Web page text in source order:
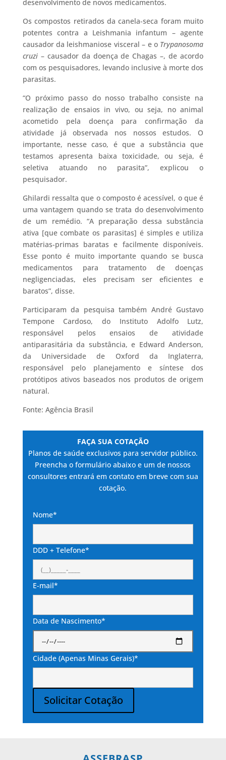
desenvolvimento de novos medicamentos.
Os compostos retirados da canela-seca foram muito
potentes contra a Leishmania infantum – agente
causador da leishmaniose visceral – e o Trypanosoma
cruzi– causador da doença de Chagas –, de acordo
com os pesquisadores, levando inclusive à morte dos
parasitas.
“O próximo passo do nosso trabalho consiste na
realização de ensaios in vivo, ou seja, no animal
acometido pela doença para confirmação da
atividade já observada nos nossos estudos. O
importante, nesse caso, é que a substância que
testamos apresenta baixa toxicidade, ou seja, é
seletiva atuando no parasita”, explicou o
pesquisador.
Ghilardi ressalta que o composto é acessível, o que é
uma vantagem quando se trata do desenvolvimento
de um remédio. “A preparação dessa substância
ativa [que combate os parasitas] é simples e utiliza
matérias-primas baratas e facilmente disponíveis.
Esse ponto é muito importante quando se busca
medicamentos para tratamento de doenças
negligenciadas, eles precisam ser eficientes e
baratos”, disse.
Participaram da pesquisa também André Gustavo
Tempone Cardoso, do Instituto Adolfo Lutz,
responsável pelos ensaios de atividade
antiparasitária da substância, e Edward Anderson,
da Universidade de Oxford da Inglaterra,
responsável pelo planejamento e síntese dos
protótipos ativos baseados nos produtos de origem
natural.
Fonte: Agência Brasil
FAÇA SUA COTAÇÃO
Planos de saúde exclusivos para servidor público.
Preencha o formulário abaixo e um de nossos
consultores entrará em contato em breve com sua
cotação.
Nome*
DDD + Telefone*
E-mail*
Data de Nascimento*
Cidade (Apenas Minas Gerais)*
Solicitar Cotação